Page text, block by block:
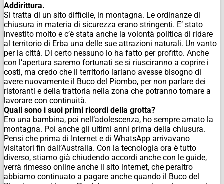
Addirittura.
Si tratta di un sito difficile, in montagna. Le ordinanze di
chiusura in materia di sicurezza erano stringenti. E’ stato
investito molto e c’è stata anche la volontà politica di ridare
al territorio di Erba una delle sue attrazioni naturali. Un vanto
per la città. Di certo nessuno lo ha fatto per profitto. Anche
con l’apertura saremo fortunati se si riusciranno a coprire i
costi, ma credo che il territorio lariano avesse bisogno di
avere nuovamente il Buco del Piombo, per non parlare dei
ristoranti e della trattoria nella zona che potranno tornare a
lavorare con continuità.
Quali sono i suoi primi ricordi della grotta?
Ero una bambina, poi nell’adolescenza, ho sempre amato la
montagna. Poi anche gli ultimi anni prima della chiusura.
Pensi che prima di Internet e di WhatsApp arrivavano
visitatori fin dall’Australia. Con la tecnologia ora è tutto
diverso, stiamo già chiudendo accordi anche con le guide,
verrà rimesso online anche il sito internet, che peraltro
abbiamo continuato a pagare anche quando il Buco del